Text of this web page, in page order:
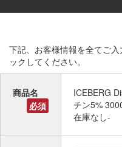
下記、お客様情報を全てご
ックしてください。
商品名
必須
ICEBERG
チン5%
在庫なし-